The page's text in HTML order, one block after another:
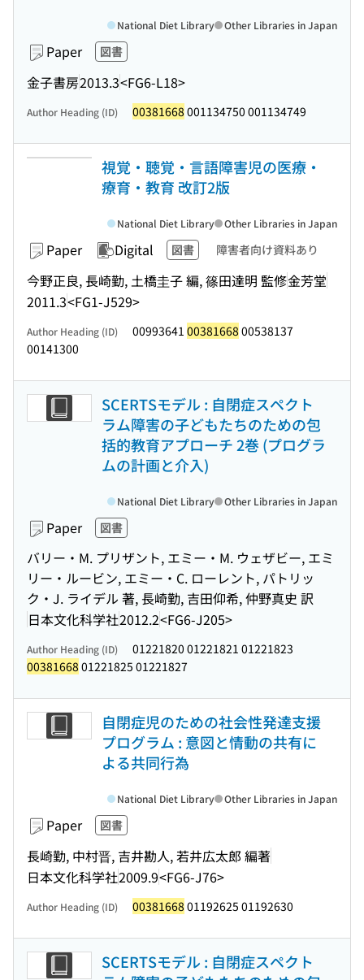
Paper 図書
金子書房2013.3<FG6-L18>
National Diet Library Other Libraries in Japan
Author Heading (ID) 00381668 001134750 001134749
視覚・聴覚・言語障害児の医療・
療育・教育 改訂2版
Paper Digital 図書 障害者向け資料あり
今野正良, 長崎勤, 土橋圭子 編, 篠田達明 監修金芳堂
2011.3<FG1-J529>
National Diet Library Other Libraries in Japan
Author Heading (ID) 00993641 00381668 00538137
00141300
SCERTSモデル : 自閉症スペクト
ラム障害の子どもたちのための包
括的教育アプローチ 2巻 (プログラ
ムの計画と介入)
Paper 図書
バリー・M. プリザント, エミー・M. ウェザビー, エミ
リー・ルービン, エミー・C. ローレント, パトリッ
ク・J. ライデル 著, 長崎勤, 吉田仰希, 仲野真史 訳
日本文化科学社2012.2<FG6-J205>
National Diet Library Other Libraries in Japan
Author Heading (ID)
01221820 01221821 01221823
00381668 01221825 01221827
自閉症児のための社会性発達支援
プログラム : 意図と情動の共有に
よる共同行為
Paper 図書
長崎勤, 中村晋, 吉井勘人, 若井広太郎 編著
日本文化科学社2009.9<FG6-J76>
National Diet Library Other Libraries in Japan
Author Heading (ID) 00381668 01192625 01192630
SCERTSモデル : 自閉症スペクト